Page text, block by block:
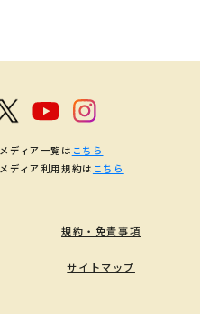
規約・免責事項
サイトマップ
ディア一覧は こちら
ディア利用規約は こちら